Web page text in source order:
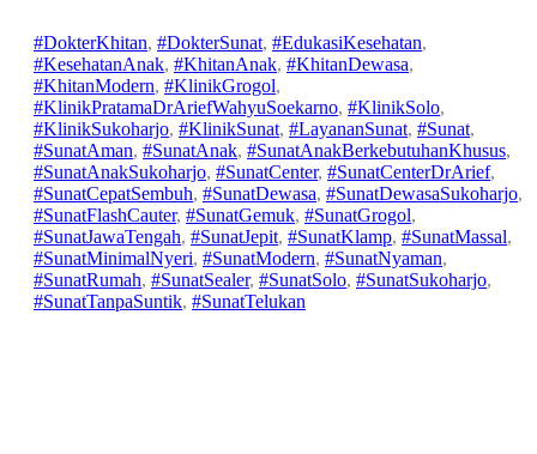
#DokterKhitan, #DokterSunat, #EdukasiKesehatan
#KesehatanAnak, #KhitanAnak, #KhitanDewasa
#KhitanModern, #KlinikGrogol
#KlinikPratamaDrAriefWahyuSoekarno, #KlinikSolo
#KlinikSukoharjo, #KlinikSunat, #LayananSunat, #Sunat
#SunatAman, #SunatAnak, #SunatAnakBerkebutuhanKhusus
#SunatAnakSukoharjo, #SunatCenter, #SunatCenterDrArief
#SunatCepatSembuh, #SunatDewasa, #SunatDewasaSukoharjo
#SunatFlashCauter, #SunatGemuk, #SunatGrogol
#SunatJawaTengah, #SunatJepit, #SunatKlamp, #SunatMassal
#SunatMinimalNyeri, #SunatModern, #SunatNyaman
#SunatRumah, #SunatSealer, #SunatSolo, #SunatSukoharjo
#SunatTanpaSuntik, #SunatTelukan